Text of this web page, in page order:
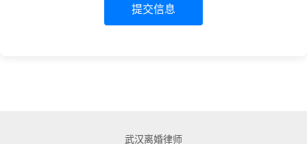
提交信息
武汉离婚律师